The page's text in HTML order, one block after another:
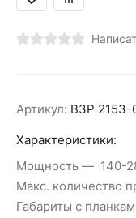
Артикул: ВЗР 2153-
Характеристики:
Мощность
140-
Макс. количество
Габариты с